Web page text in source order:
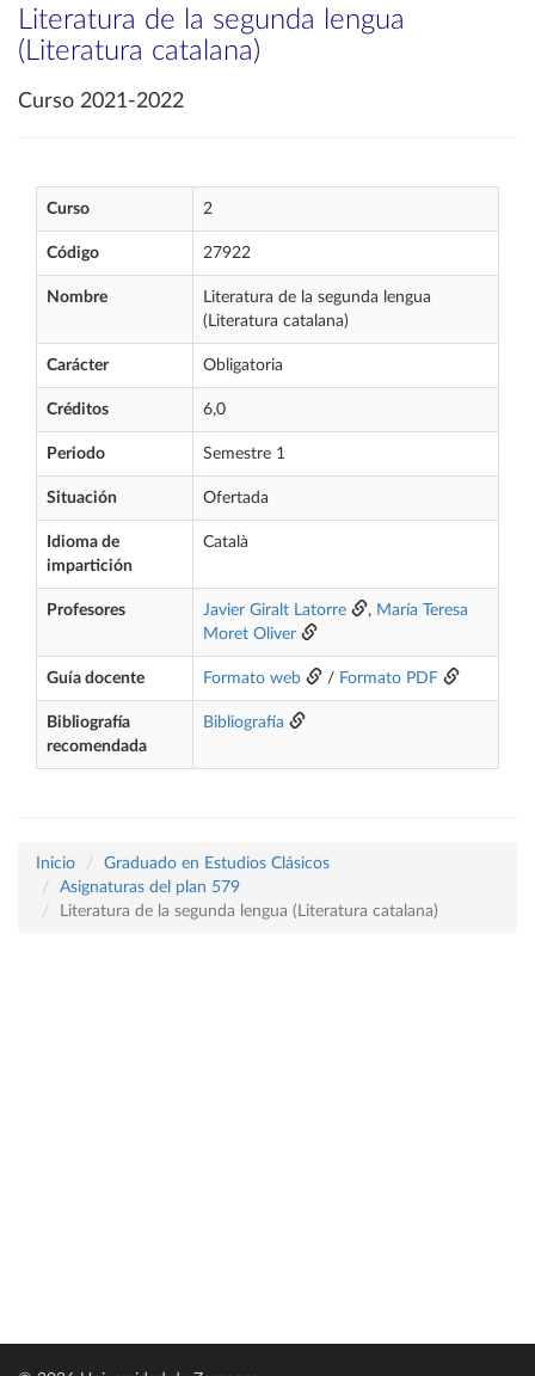
Literatura de la segunda lengua
(Literatura catalana)
Curso 2021-2022
Curso 2
Código 27922
Nombre
Literatura de la segunda lengua
(Literatura catalana)
Carácter Obligatoria
Créditos 6,0
Periodo Semestre 1
Situación Ofertada
Idioma de
impartición
Català
Profesores Javier Giralt Latorre , María Teresa
Moret Oliver
Guía docente Formato web / Formato PDF
Bibliografía
recomendada
Bibliografía
Inicio
Graduado en Estudios Clásicos
Asignaturas del plan 579
Literatura de la segunda lengua (Literatura catalana)